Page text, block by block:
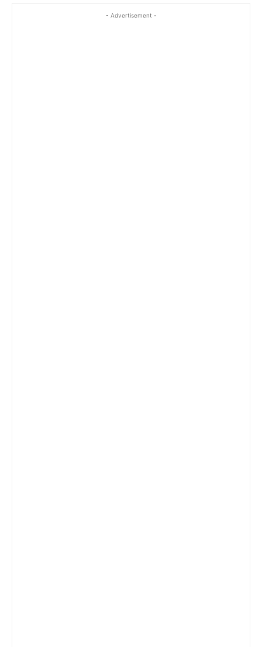
- Advertisement -